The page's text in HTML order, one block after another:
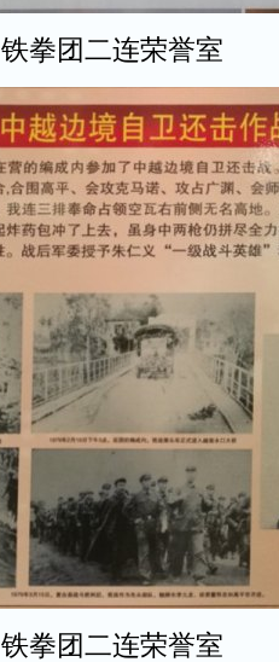
铁拳团二连荣誉室
铁拳团二连荣誉室